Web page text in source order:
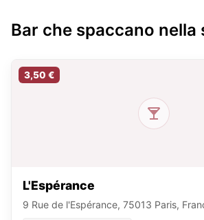
Bar che spaccano nella
3,50 €
L'Espérance
9 Rue de l'Espérance, 75013 Paris,